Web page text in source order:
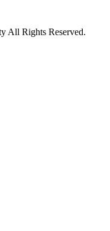
All Rights Reserved.